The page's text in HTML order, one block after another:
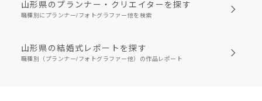
山形県のプランナー・クリエイターを探す
職種別にプランナー/フォトグラファー他を検索
山形県の結婚式レポートを探す
職種別（プランナー/フォトグラファー他）の作品レポート